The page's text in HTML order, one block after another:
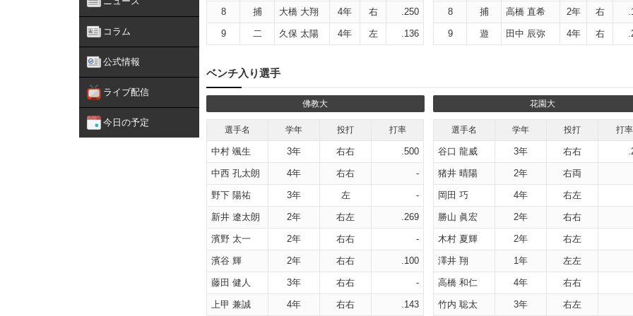
コラム
公式情報
ライブ配信
今日の予定
8 捕 大橋 大翔 4年 右 .250
9 二 久保 太陽 4年 左 .136
8 捕 高橋 直希 2年 右
9 遊 田中 辰弥 4年 右
ベンチ入り選手
佛教大 花園大
選手名 学年 投打 打率
中村 颯生 3年 右右 .500
中西 孔太朗 4年 右右 -
野下 陽祐 3年 左 -
新井 遼太朗 2年 右左 .269
濱野 太一 2年 右右 -
濱谷 輝 2年 右右 .100
藤田 健人 3年 右右 -
上甲 兼誠 4年 右右 .143
選手名 学年 投打 打率
谷口 龍威 3年 右右
猪井 晴陽 2年 右両
岡田 巧 4年 右左
勝山 眞宏 2年 右右
木村 夏輝 2年 右左
澤井 翔 1年 左左
高橋 和仁 4年 右右
竹内 聡太 3年 右左